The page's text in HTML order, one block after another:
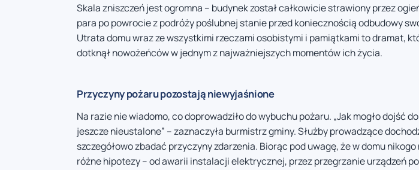
Skala zniszczeń jest ogromna – budynek został całkowicie strawiony przez
para po powrocie z podróży poślubnej stanie przed koniecznością odbudowy
Utrata domu wraz ze wszystkimi rzeczami osobistymi i pamiątkami to dramat,
dotknął nowożeńców w jednym z najważniejszych momentów ich życia.
Przyczyny pożaru pozostają niewyjaśnione
Na razie nie wiadomo, co doprowadziło do wybuchu pożaru. „Jak mogło dojść
jeszcze nieustalone” – zaznaczyła burmistrz gminy. Służby prowadzące
szczegółowo zbadać przyczyny zdarzenia. Biorąc pod uwagę, że w domu
różne hipotezy – od awarii instalacji elektrycznej, przez przegrzanie urządzeń